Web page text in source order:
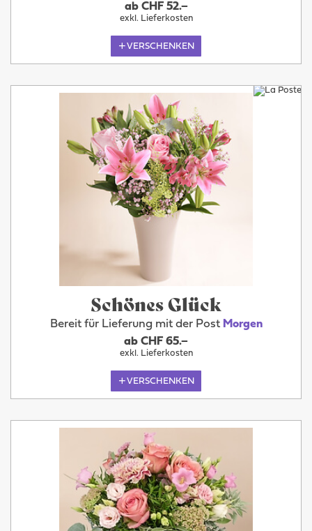
ab CHF 52.–
exkl. Lieferkosten
VERSCHENKEN
Schönes Glück
Bereit für Lieferung mit der Post Morgen
ab CHF 65.–
exkl. Lieferkosten
VERSCHENKEN